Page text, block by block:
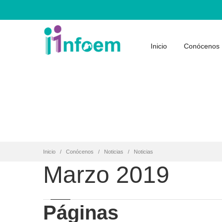
Inicio Conócenos
Inicio Conócenos Noticias Noticias
Marzo 2019
Páginas